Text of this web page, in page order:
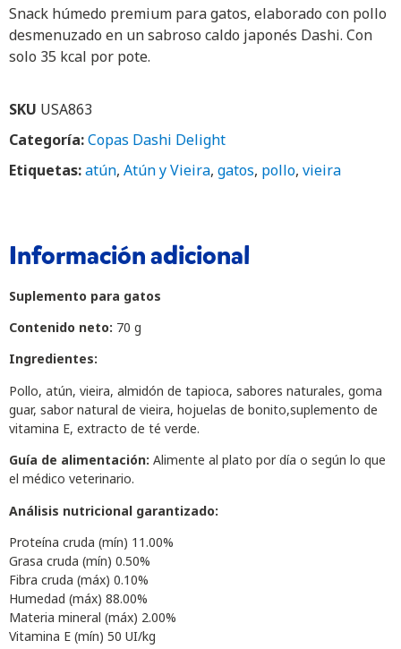
Snack húmedo premium para gatos, elaborado con pollo
desmenuzado en un sabroso caldo japonés Dashi. Con
solo 35 kcal por pote.
SKU USA863
Categoría:Copas Dashi Delight
Etiquetas:atún, Atún y Vieira, gatos, pollo, vieira
Información adicional
Suplemento para gatos
Contenido neto: 70 g
Ingredientes:
Pollo, atún, vieira, almidón de tapioca, sabores naturales, goma
guar, sabor natural de vieira, hojuelas de bonito,suplemento de
vitamina E, extracto de té verde.
Guía de alimentación: Alimente al plato por día o según lo que
el médico veterinario.
Análisis nutricional garantizado:
Proteína cruda (mín) 11.00%
Grasa cruda (mín) 0.50%
Fibra cruda (máx) 0.10%
Humedad (máx) 88.00%
Materia mineral (máx) 2.00%
Vitamina E (mín) 50 UI/kg